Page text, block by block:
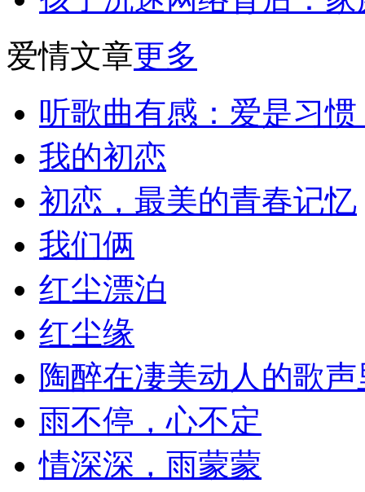
爱情文章更多
听歌曲有感：爱是习
我的初恋
初恋，最美的青春记忆
我们俩
​红尘漂泊
红尘缘
陶醉在凄美动人的歌声
雨不停，心不定
情深深，雨蒙蒙